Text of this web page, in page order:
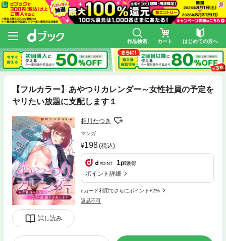
作品検索 カート はじめての方へ
【フルカラー】あやつりカレンダー～女性社員の予定を
ヤリたい放題に支配します１
試し読み
相川たつき
マンガ
198(税込)
1pt獲得
ポイント詳細
dカード利用でさらにポイント+2%
返品不可